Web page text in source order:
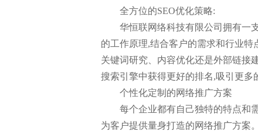
全方位的SEO优化策略:
华恒联网络科技有限公司拥有一
的工作原理,结合客户的需求和行业特
关键词研究、内容优化还是外部链接
搜索引擎中获得更好的排名,吸引更多
个性化定制的网络推广方案
每个企业都有自己独特的特点和
为客户提供量身打造的网络推广方案